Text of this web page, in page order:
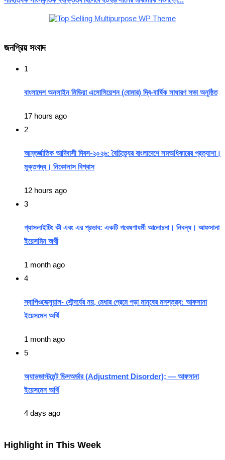
জনপ্রিয় সংবাদ
1
বাংলাদেশ অনলাইন মিডিয়া এসোসিয়েশন (বোমার) দ্বি-বার্ষিক সাধারণ সভা অনুষ্ঠিত
17 hours ago
2
আন্তর্জাতিক আদিবাসী দিবস-২০২৬: বৈচিত্র্যের বাংলাদেশে সমঅধিকারের প্রত্যাশা।
মুক্তগদ্য। নিকোলাস বিশ্বাস
12 hours ago
3
গ্যাসলাইটিং কী এবং এর প্রভাব: একটি গবেষণাধর্মী আলোচনা। নিবন্ধ। আফসানা
ইয়েসমিন অর্থী
1 month ago
4
স্যাপিওসেক্সুয়াল- সৌন্দর্যের নয়, মেধার প্রেমে পড়া মানুষের মনস্তত্ত্ব: আফসানা
ইয়েসমেন অর্থি
1 month ago
5
অ্যাডজাস্টমেন্ট ডিসঅর্ডার (Adjustment Disorder); — আফসানা
ইয়েসমেন অর্থি
4 days ago
Highlight in This Week